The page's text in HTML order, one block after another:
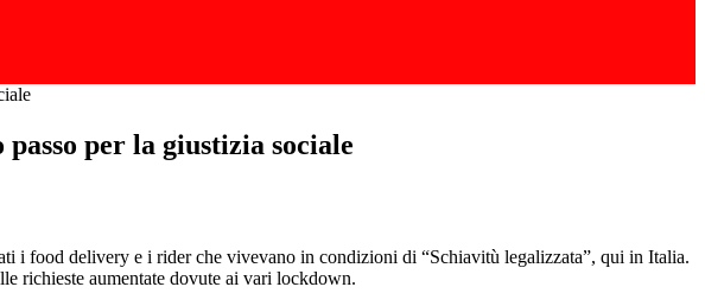
per la giustizia sociale
i food delivery e i rider che vivevano in condizioni di “Schiavitù legalizzata”, qui in Italia.
richieste aumentate dovute ai vari lockdown.